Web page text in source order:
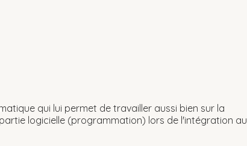
qui lui permet de travailler aussi bien sur la
logicielle (programmation) lors de l'intégration au